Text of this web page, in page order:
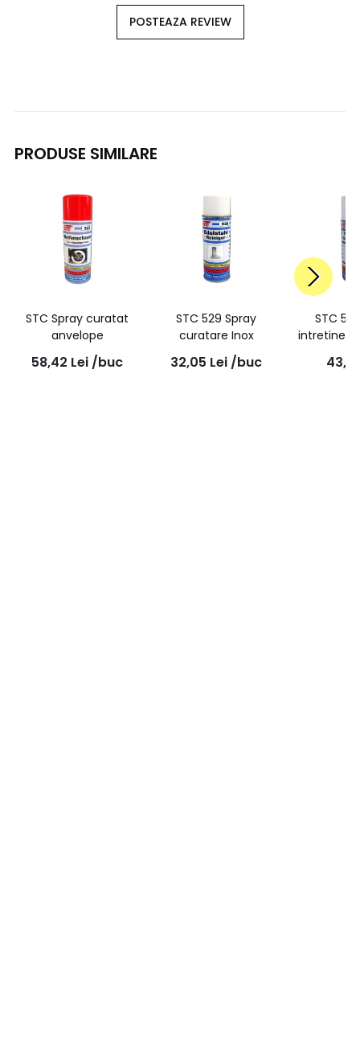
POSTEAZA REVIEW
PRODUSE SIMILARE
STC Spray curatat
anvelope
58,42 Lei /buc
STC 529 Spray
curatare Inox
32,05 Lei /buc
STC
intretinere